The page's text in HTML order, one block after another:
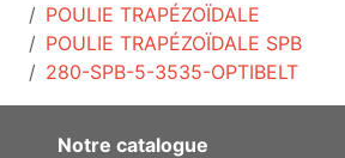
POULIE TRAPÉZOÏDALE
POULIE TRAPÉZOÏDALE SPB
280-SPB-5-3535-OPTIBELT
Notre catalogue